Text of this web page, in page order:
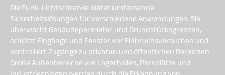
Die Funk-Lichtschranke bietet umfassende
Sicherheitslösungen für verschiedene Anwendungen. Sie
überwacht Gebäudeperimeter und Grundstücksgrenzen,
schützt Eingänge und Fenster vor Einbruchsversuchen und
kontrolliert Zugänge zu privaten und öffentlichen Bereichen.
Große Außenbereiche wie Lagerhallen, Parkplätze und